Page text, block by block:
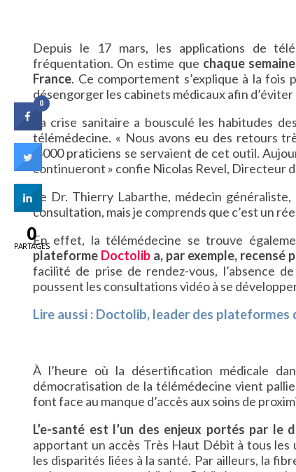
Depuis le 17 mars, les applications de
fréquentation. On estime que chaque
France. Ce comportement s’explique à la
désengorger les cabinets médicaux afin
La crise sanitaire a bousculé les habitudes
télémédecine. « Nous avons eu des retours
5000 praticiens se servaient de cet outil.
continueront » confie Nicolas Revel, Directeur
Le Dr. Thierry Labarthe, médecin
consultation, mais je comprends que c’est un
En effet, la télémédecine se trouve
plateforme Doctoliba, par exemple, recensé
facilité de prise de rendez-vous, l’absence
poussent les consultations vidéo à se
Lire aussi : Doctolib, leader des plateformes
À l’heure où la désertification médicale
démocratisation de la télémédecine vient
font face au manque d’accès aux soins de
L’e-santé est l’un des enjeux portés par le
apportant un accès Très Haut Débit à tous
les disparités liées à la santé. Par ailleurs, la
0
0
PARTAGES